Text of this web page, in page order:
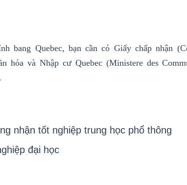
bang Quebec, bạn cần có Giấy chấp nhận
hóa và Nhập cư Quebec (Ministere des
nhận tốt nghiệp trung học phổ thông
đại học